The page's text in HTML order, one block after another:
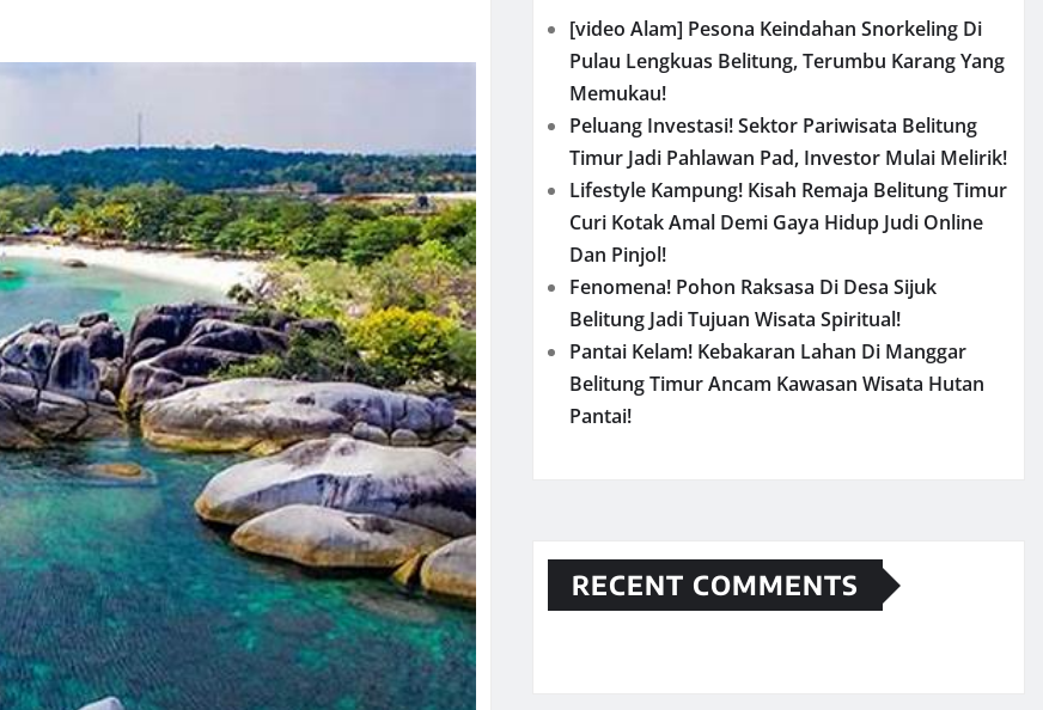
[video Alam] Pesona Keindahan Snorkeling Di
Pulau Lengkuas Belitung, Terumbu Karang Yang
Memukau!
Peluang Investasi! Sektor Pariwisata Belitung
Timur Jadi Pahlawan Pad, Investor Mulai Melirik!
Lifestyle Kampung! Kisah Remaja Belitung Timur
Curi Kotak Amal Demi Gaya Hidup Judi Online
Dan Pinjol!
Fenomena! Pohon Raksasa Di Desa Sijuk
Belitung Jadi Tujuan Wisata Spiritual!
Pantai Kelam! Kebakaran Lahan Di Manggar
Belitung Timur Ancam Kawasan Wisata Hutan
Pantai!
RECENT COMMENTS